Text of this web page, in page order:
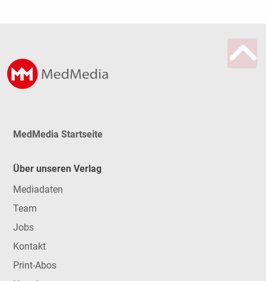
MedMedia Startseite
Über unseren Verlag
Mediadaten
Team
Jobs
Kontakt
Print-Abos